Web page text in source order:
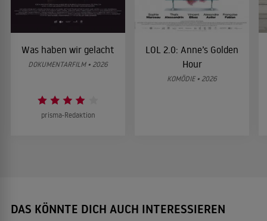
Was haben wir gelacht
DOKUMENTARFILM • 2026
prisma-Redaktion
LOL 2.0: Anne’s Golden
Hour
KOMÖDIE • 2026
DAS KÖNNTE DICH AUCH INTERESSIEREN